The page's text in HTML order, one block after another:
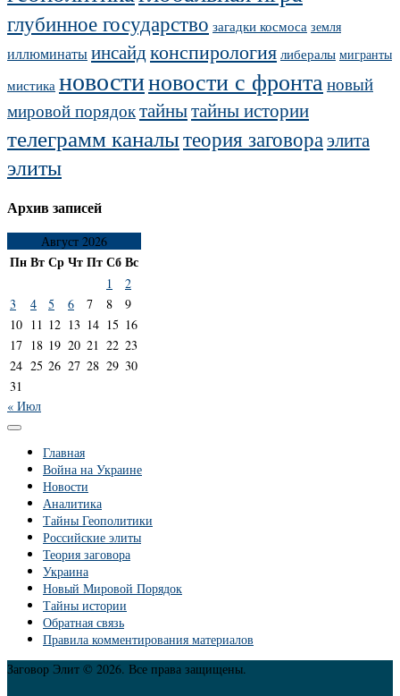
глубинное государство загадки космоса земля
иллюминатыинсайдконспирология либералы мигранты
мистика новостиновости с фронтановый
мировой порядоктайнытайны истории
телеграмм каналытеория заговораэлита
элиты
Архив записей
Август 2026
ПнВтСрЧтПтСбВс
1
2
3
4 5 6 7 8
9
10 11 12 13 14 15 16
17 18 19 20 21 22 23
24 25 26 27 28 29 30
31
« Июл
Главная
Война на Украине
Новости
Аналитика
Тайны Геополитики
Российские элиты
Теория заговора
Украина
Новый Мировой Порядок
Тайны истории
Обратная связь
Правила комментирования материалов
Заговор Элит © 2026. Все права защищены.